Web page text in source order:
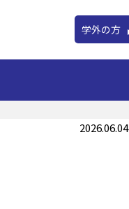
学外の方
2026.06.04